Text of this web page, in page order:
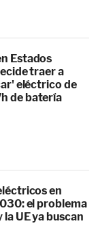
Estados
traer a
eléctrico de
de batería
en
el problema
UE ya buscan